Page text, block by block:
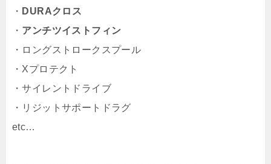
・ DURAクロス
・ アンチツイストフィン
・ロングストロークスプール
・Xプロテクト
・サイレントドライブ
・リジットサポートドラグ
etc…